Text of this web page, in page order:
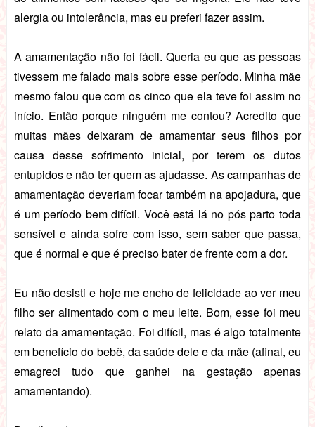
alergia ou intolerância, mas eu preferi fazer assim.
A amamentação não foi fácil. Queria eu que as pessoas
tivessem me falado mais sobre esse período. Minha mãe
mesmo falou que com os cinco que ela teve foi assim no
início. Então porque ninguém me contou? Acredito que
muitas mães deixaram de amamentar seus filhos por
causa desse sofrimento inicial, por terem os dutos
entupidos e não ter quem as ajudasse. As campanhas de
amamentação deveriam focar também na apojadura, que
é um período bem difícil. Você está lá no pós parto toda
sensível e ainda sofre com isso, sem saber que passa,
que é normal e que é preciso bater de frente com a dor.
Eu não desisti e hoje me encho de felicidade ao ver meu
filho ser alimentado com o meu leite. Bom, esse foi meu
relato da amamentação. Foi difícil, mas é algo totalmente
em benefício do bebê, da saúde dele e da mãe (afinal, eu
emagreci tudo que ganhei na gestação apenas
amamentando).